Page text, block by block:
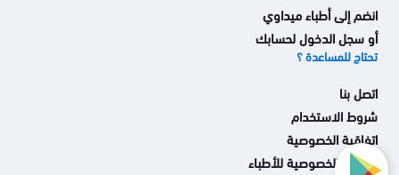
انضم إلى أطباء ميداوي
أو سجل الدخول لحسابك
تحتاج للمساعدة ؟
اتصل بنا
شروط الاستخدام
اتفاقية الخصوصية
اتفاقية الخصوصية للأطباء